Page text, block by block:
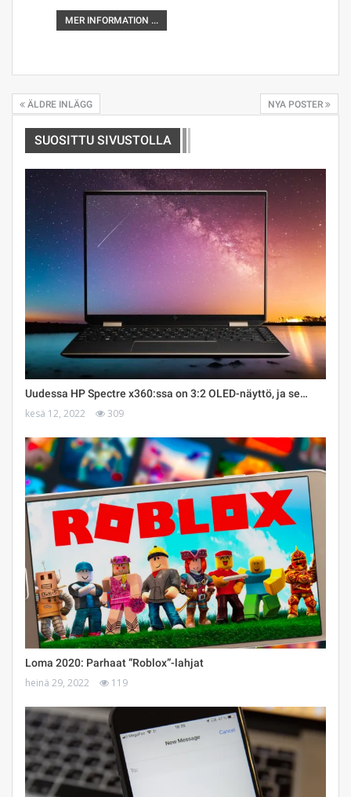
MER INFORMATION ...
ÄLDRE INLÄGG NYA POSTER
SUOSITTU SIVUSTOLLA
Uudessa HP Spectre x360:ssa on 3:2 OLED-näyttö, ja se…
kesä 12, 2022 309
Loma 2020: Parhaat ”Roblox”-lahjat
heinä 29, 2022 119